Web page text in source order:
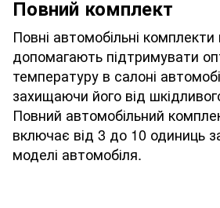
Повний комплект
Повні автомобільні
допомагають підтримувати
температуру в салоні
захищаючи його від
Повний автомобільний
включає від 3 до 10 одиниць
моделі автомобіля.